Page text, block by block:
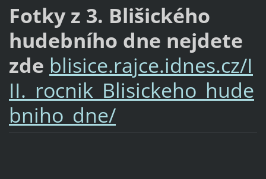
Fotky z 3. Blišického
hudebního dne nejdete
zde blisice.rajce.idnes.cz/I
II._rocnik_Blisickeho_hude
bniho_dne/